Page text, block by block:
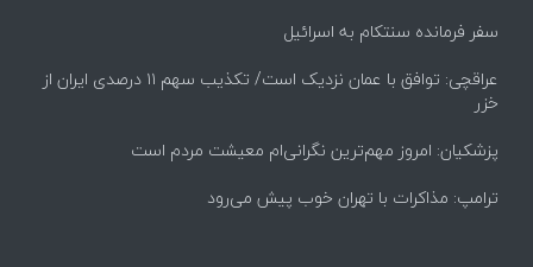
سفر فرمانده سنتکام به اسرائیل
عراقچی: توافق با عمان نزدیک است/ تکذیب سهم ۱۱ درصدی ایران از
خزر
پزشکیان: امروز مهم‌ترین نگرانی‌ام معیشت مردم است
ترامپ: مذاکرات با تهران خوب پیش می‌رود